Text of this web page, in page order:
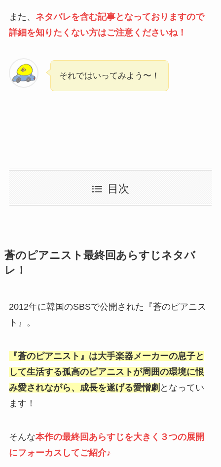
また、 ネタバレを含む記事となっておりますので
詳細を知りたくない方はご注意くださいね！
それではいってみよう〜！
目次
蒼のピアニスト最終回あらすじネタバ
レ！
2012年に韓国のSBSで公開された『蒼のピアニス
ト』。
『蒼のピアニスト』は大手楽器メーカーの息子と
して生活する孤高のピアニストが周囲の環境に恨
み愛されながら、成長を遂げる愛憎劇 となってい
ます！
そんな本作の最終回あらすじを大きく３つの展開
にフォーカスしてご紹介♪